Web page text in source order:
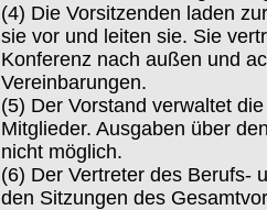
(4) Die Vorsitzenden laden
sie vor und leiten sie. Sie
Konferenz nach außen und
Vereinbarungen.
(5) Der Vorstand verwaltet
Mitglieder. Ausgaben über
nicht möglich.
(6) Der Vertreter des Berufs-
den Sitzungen des